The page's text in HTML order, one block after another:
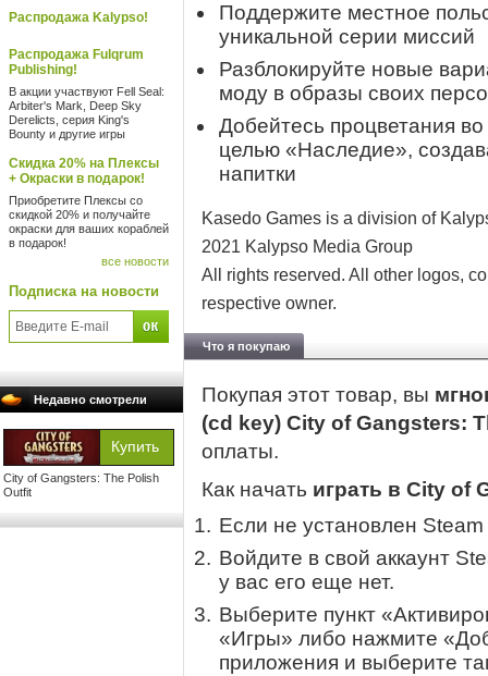
Распродажа Kalypso!
Распродажа Fulqrum
Publishing!
В акции участвуют Fell Seal:
Arbiter's Mark, Deep Sky
Derelicts, серия King's
Bounty и другие игры
Скидка 20% на Плексы
+ Окраски в подарок!
Приобретите Плексы со
скидкой 20% и получайте
окраски для ваших кораблей
в подарок!
все новости
Подписка на новости
Недавно смотрели
City of Gangsters: The Polish
Outfit
Поддержите местное
уникальной серии миссий
Разблокируйте новые
моду в образы своих
Добейтесь процветания
целью «Наследие»,
напитки
Kasedo Games is a division of
2021 Kalypso Media Group
All rights reserved. All other logos,
respective owner.
Что я покупаю
Покупая этот товар, вы
(cd key) City of Gangsters:
оплаты.
Как начать играть в City of
Если не установлен
Войдите в свой аккаунт
у вас его еще нет.
Выберите пункт
«Игры» либо нажмите
приложения и выберите